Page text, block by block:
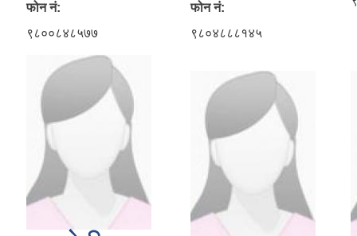
फोन नं:
९८००८४८५७७
फोन नं:
९८०४८८८१४५